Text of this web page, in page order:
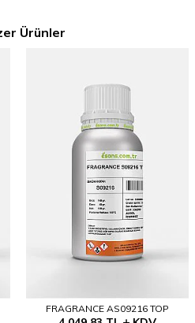
Ürünler
FRAGRANCE AS09216 TOP